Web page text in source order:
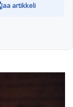
Jaa artikkeli